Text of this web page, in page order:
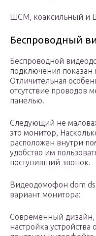
ШСМ, коаксильный и
Беспроводный
Беспроводной
подключения показан
Отличительная
отсутствие проводов
панелью.
Следующий не
это монитор,
расположен внутри
удобство им
поступивший звонок.
Видеодомофон dom
вариант монитора:
Современный
настройка устройства